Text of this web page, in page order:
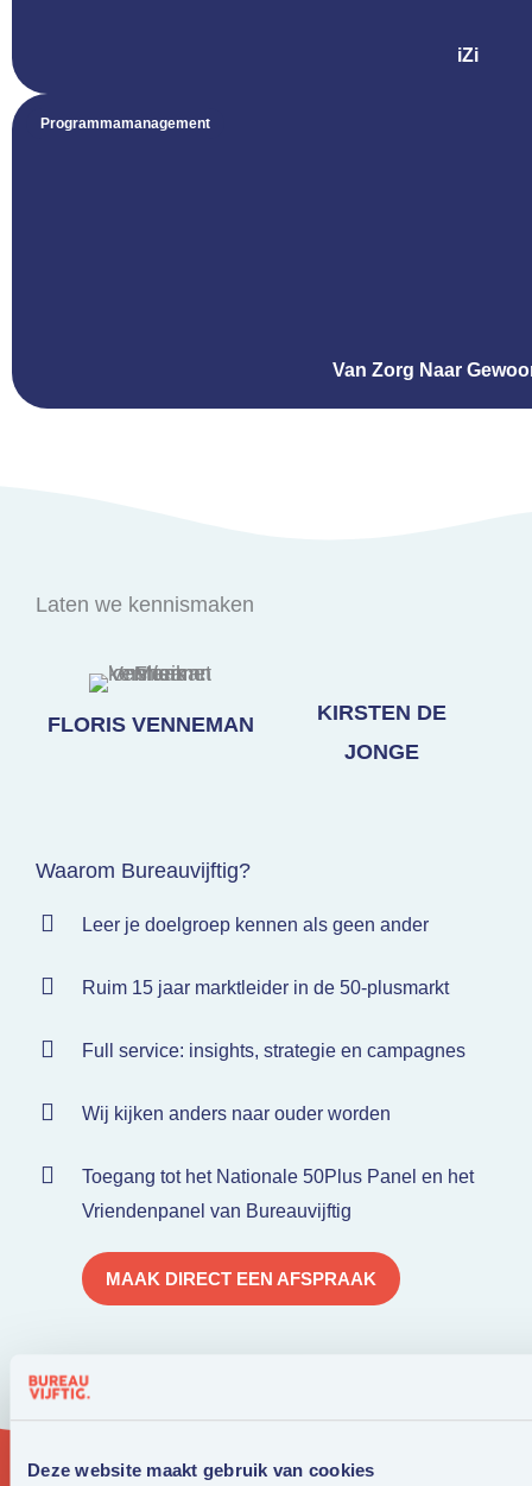
Deze website maakt gebruik van cookies
iZi
Programmamanagement
Van Zorg Naar
Laten we kennismaken
FLORIS VENNEMAN
KIRSTEN DE
JONGE
Waarom Bureauvijftig?
Leer je doelgroep kennen als geen ander
Ruim 15 jaar marktleider in de 50-plusmarkt
Full service: insights, strategie en campagnes
Wij kijken anders naar ouder worden
Toegang tot het Nationale 50Plus Panel en het
Vriendenpanel van Bureauvijftig
MAAK DIRECT EEN AFSPRAAK